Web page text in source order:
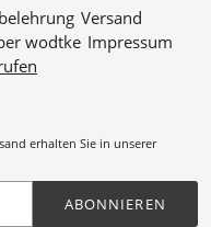
Versand
wodtke Impressum
erhalten Sie in unserer
ABONNIEREN